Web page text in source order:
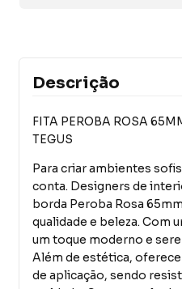
Descrição
FITA PEROBA ROSA
TEGUS
Para criar ambientes
conta. Designers de
borda Peroba Rosa
qualidade e beleza. Com
um toque moderno e
Além de estética,
de aplicação, sendo